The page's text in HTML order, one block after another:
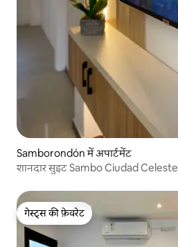
Samborondón में अपार्टमेंट
शानदार सुइट Sambo Ciudad Celeste
गेस्ट्स की फ़ेवरेट
गेस्ट्स की फ़ेवरेट